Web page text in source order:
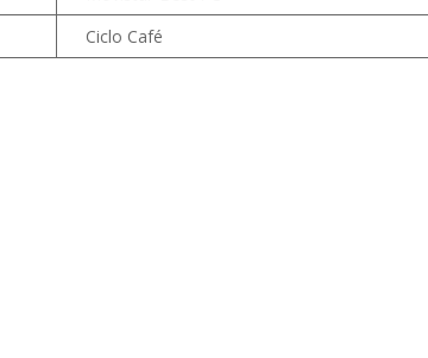
Ciclo Café